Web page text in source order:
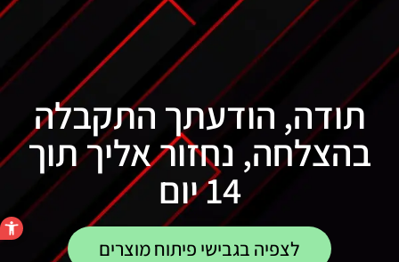
פתח
תודה, הודעתך התקבלה
בהצלחה, נחזור אליך תוך
14 יום
לצפיה בגבישי פיתוח מוצרים